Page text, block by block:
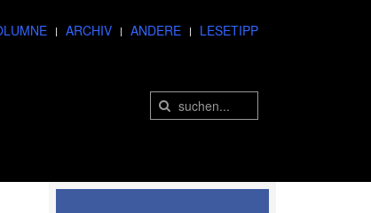
ARCHIV ANDERE LESETIPP